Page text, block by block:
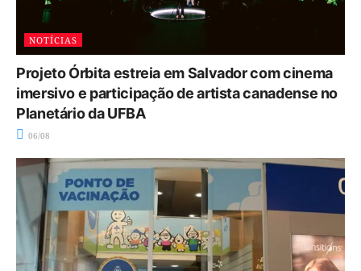
NOTÍCIAS
Projeto Órbita estreia em Salvador com cinema
imersivo e participação de artista canadense no
Planetário da UFBA
06/08